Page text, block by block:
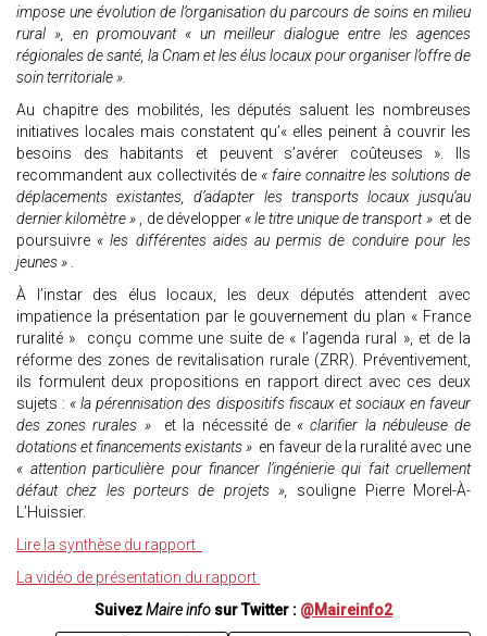
impose une évolution de l’organisation du parcours de soins en milieu
rural », en promouvant « un meilleur dialogue entre les agences
régionales de santé, la Cnam et les élus locaux pour organiser l’offre de
soin territoriale ».
Au chapitre des mobilités, les députés saluent les nombreuses
initiatives locales mais constatent qu’« elles peinent à couvrir les
besoins des habitants et peuvent s’avérer coûteuses ». Ils
recommandent aux collectivités de « faire connaitre les solutions de
déplacements existantes, d’adapter les transports locaux jusqu’au
dernier kilomètre » , de développer « le titre unique de transport » et de
poursuivre « les différentes aides au permis de conduire pour les
jeunes » .
À l’instar des élus locaux, les deux députés attendent avec
impatience la présentation par le gouvernement du plan « France
ruralité » conçu comme une suite de « l’agenda rural », et de la
réforme des zones de revitalisation rurale (ZRR). Préventivement,
ils formulent deux propositions en rapport direct avec ces deux
sujets : « la pérennisation des dispositifs fiscaux et sociaux en faveur
des zones rurales »
et la nécessité de « clarifier la nébuleuse de
dotations et financements existants » en faveur de la ruralité avec une
« attention particulière pour financer l’ingénierie qui fait cruellement
défaut chez les porteurs de projets », souligne Pierre Morel-À-
L’Huissier.
Lire la synthèse du rapport
La vidéo de présentation du rapport
SuivezMaire info sur Twitter : @Maireinfo2